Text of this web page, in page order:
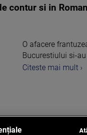
contur si in
O afacere
Bucurestiului si-au
Citeste mai mult ›